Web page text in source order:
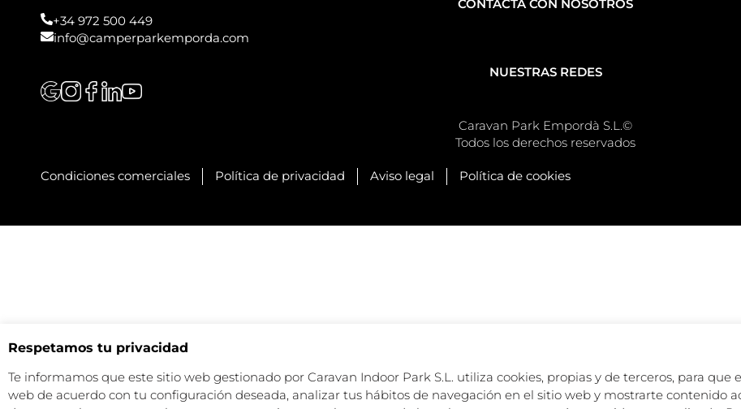
CONTACTA CON NOSOTROS
+34 972 500 449
info@camperparkemporda.com
NUESTRAS REDES
Caravan Park Empordà S.L.©
Todos los derechos reservados
Condiciones comerciales Política de privacidad Aviso legal Política de cookies
Respetamos tu privacidad
Te informamos que este sitio web gestionado por Caravan Indoor Park S.L. utiliza cookies, propias y de terceros, para
web de acuerdo con tu configuración deseada, analizar tus hábitos de navegación en el sitio web y mostrarte contenido